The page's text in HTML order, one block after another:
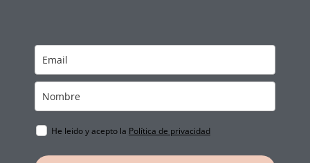
He leido y acepto la Política de privacidad